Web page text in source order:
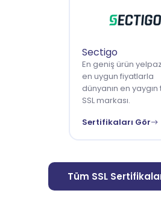
Sectigo
En geniş ürün
en uygun fiyatlarla
dünyanın en
SSL markası.
Sertifikaları Gör
Tüm SSL